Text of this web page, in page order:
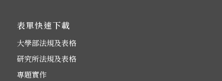
表單快速下載
大學部法規及表格
研究所法規及表格
專題實作